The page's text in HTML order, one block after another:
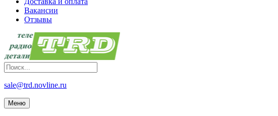
Вакансии
Отзывы
sale@trd.novline.ru
Меню